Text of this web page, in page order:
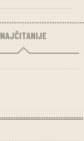
NAJČITANIJE